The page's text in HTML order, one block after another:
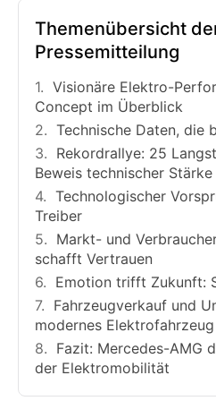
Themenübersicht
Pressemitteilung
Visionäre Elektro-
Concept im Überblick
Technische Daten, die
Rekordrallye: 25
Beweis technischer Stärke
Technologischer
Treiber
Markt- und
schafft Vertrauen
Emotion trifft Zukunft:
Fahrzeugverkauf und
modernes Elektrofahrzeug
Fazit: Mercedes-AMG
der Elektromobilität